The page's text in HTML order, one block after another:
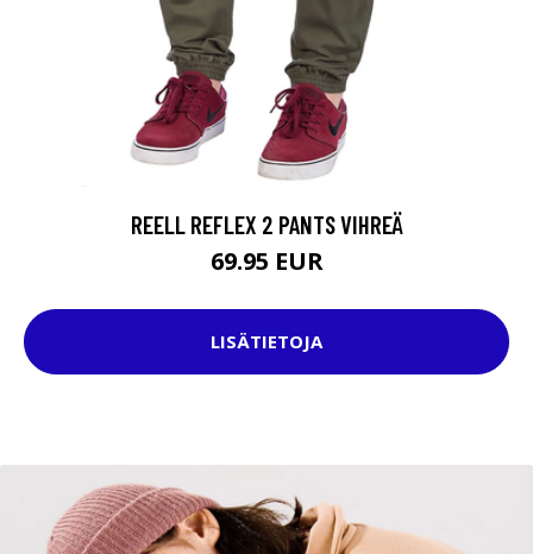
REELL REFLEX 2 PANTS VIHREÄ
69.95 EUR
LISÄTIETOJA